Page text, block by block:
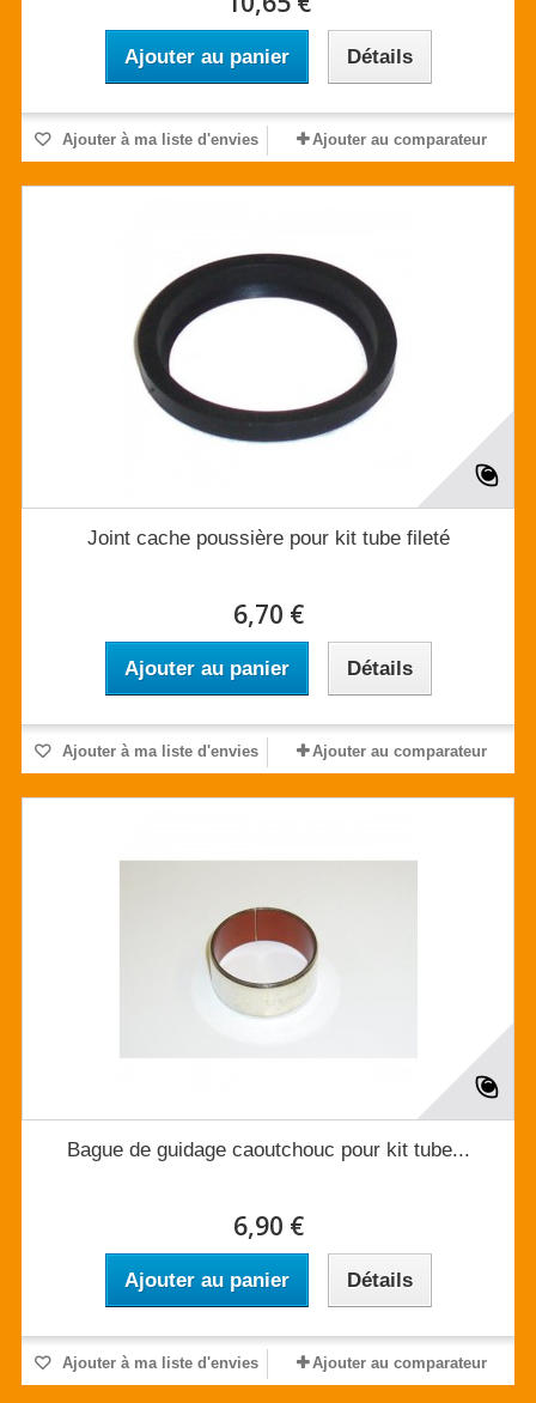
Ajouter au panier Détails
Ajouter à ma liste d'envies Ajouter au comparateur
Joint cache poussière pour kit tube fileté
6,70 €
Ajouter au panier Détails
Ajouter à ma liste d'envies Ajouter au comparateur
Bague de guidage caoutchouc pour kit tube...
6,90 €
Ajouter au panier Détails
Ajouter à ma liste d'envies Ajouter au comparateur